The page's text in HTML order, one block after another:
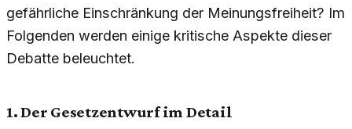
gefährliche Einschränkung der Meinungsfreiheit? Im
Folgenden werden einige kritische Aspekte dieser
Debatte beleuchtet.
1. Der Gesetzentwurf im Detail